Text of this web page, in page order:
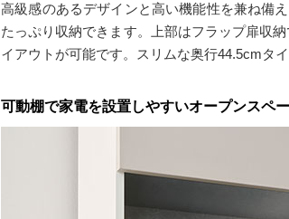
高級感のあるデザインと高い機能性を兼ね備
たっぷり収納できます。上部はフラップ扉収
イアウトが可能です。スリムな奥行44.5cmタ
可動棚で家電を設置しやすいオープンスペ